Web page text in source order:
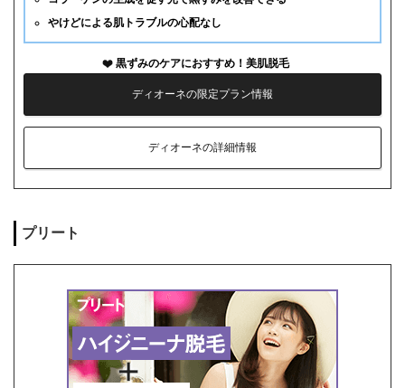
やけどによる肌トラブルの心配なし
黒ずみのケアにおすすめ！美肌脱毛
ディオーネの限定プラン情報
ディオーネの詳細情報
プリート